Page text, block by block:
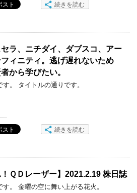
続きを読む
ラ、ニチダイ、ダブスコ、アー
フィニティ。逃げ遅れないため
から学びたい。
す。 タイトルの通りです。
続きを読む
！ＱＤレーザー】2021.2.19 株日誌
す。 金曜の空に舞い上がる花火。